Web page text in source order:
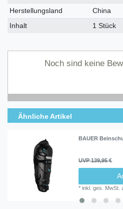
Herstellungsland
China
Inhalt
1 Stück
Noch sind keine
Ähnliche Artikel
BAUER
UVP 139,95 €
*inkl. ges. MwSt.